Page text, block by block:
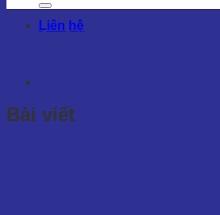
Liên hệ
Nội dung có thẻ
Bài viết